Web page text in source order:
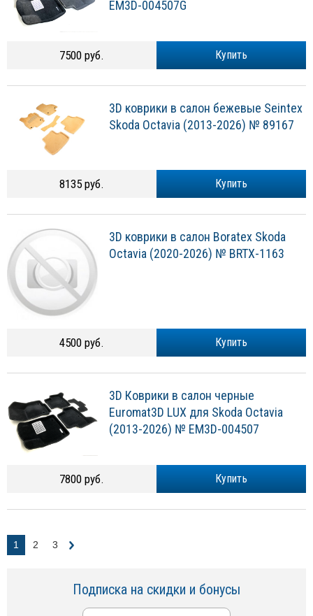
EM3D-004507G
Купить
7500 руб.
3D коврики в салон бежевые Seintex
Skoda Octavia (2013-2026) № 89167
Купить
8135 руб.
3D коврики в салон Boratex Skoda
Octavia (2020-2026) № BRTX-1163
Купить
4500 руб.
3D Коврики в салон черные
Euromat3D LUX для Skoda Octavia
(2013-2026) № EM3D-004507
Купить
7800 руб.
1 2 3
Подписка на скидки и бонусы